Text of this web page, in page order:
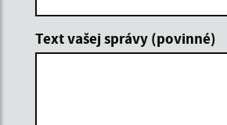
Text vašej správy (povinné)